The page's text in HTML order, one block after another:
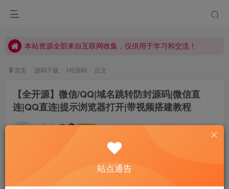
本站资源全部来自互联网收集，仅供用于学习和交流！
首页 源码下载 H5源码 正文
【全开源】微信/QQ|域名跳转防封源码|微信直
连|QQ直连|提示浏览器打开|带视频搭建教程
admin 私信
站点通告